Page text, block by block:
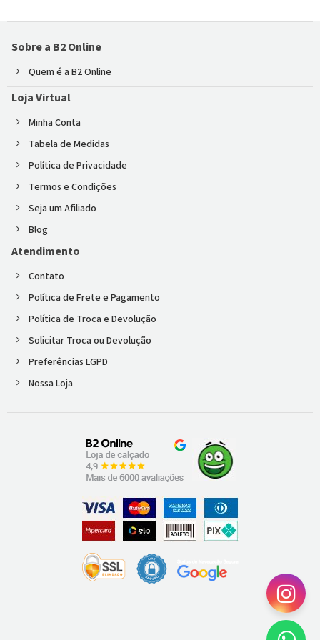
Sobre a B2 Online
Quem é a B2 Online
Loja Virtual
Minha Conta
Tabela de Medidas
Política de Privacidade
Termos e Condições
Seja um Afiliado
Blog
Atendimento
Contato
Política de Frete e Pagamento
Política de Troca e Devolução
Solicitar Troca ou Devolução
Preferências LGPD
Nossa Loja